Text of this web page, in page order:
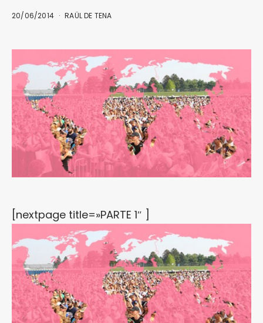
20/06/2014 RAÜL DE TENA
[nextpage title=»PARTE 1″ ]